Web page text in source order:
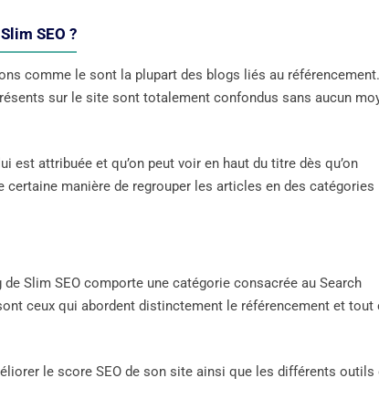
SEO ?
comme le sont la plupart des blogs liés au référencement.
sur le site sont totalement confondus sans aucun
attribuée et qu’on peut voir en haut du titre dès qu’on
certaine manière de regrouper les articles en des catégories
Slim SEO comporte une catégorie consacrée au Search
ceux qui abordent distinctement le référencement et tout
le score SEO de son site ainsi que les différents outils